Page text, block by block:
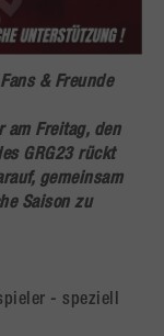
& Freunde
am Freitag, den
GRG23 rückt
gemeinsam
Saison zu
- speziell